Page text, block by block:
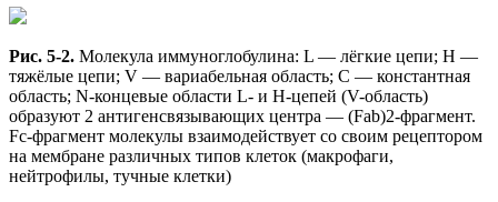
Рис. 5-2. Молекула иммуноглобулина: L — лёгкие цепи; H —
тяжёлые цепи; V — вариабельная область; С — константная
область; N-концевые области L- и Н-цепей (V-область)
образуют 2 антигенсвязывающих центра — (Fab)2-фрагмент.
Fc-фрагмент молекулы взаимодействует со своим рецептором
на мембране различных типов клеток (макрофаги,
нейтрофилы, тучные клетки)